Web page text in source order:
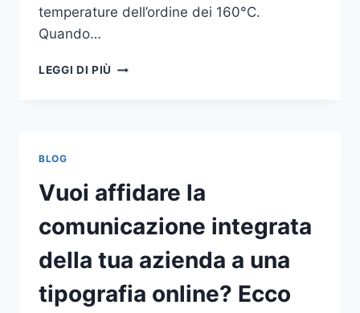
temperature dell’ordine dei 160°C.
Quando…
LEGGI DI PIÙ COME
BLOG
Vuoi affidare la
comunicazione integrata
della tua azienda a una
tipografia online? Ecco